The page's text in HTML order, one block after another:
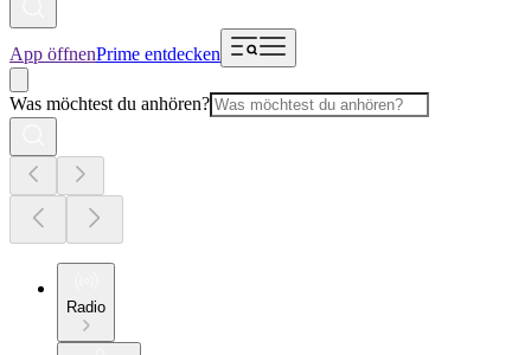
App öffnenPrime entdecken
Was möchtest du anhören?
Radio